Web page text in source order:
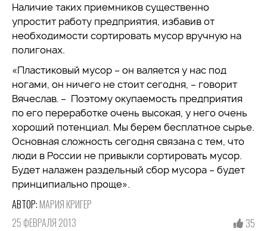
Наличие таких приемников существенно
упростит работу предприятия, избавив от
необходимости сортировать мусор вручную на
полигонах.
«Пластиковый мусор – он валяется у нас под
ногами, он ничего не стоит сегодня, – говорит
Вячеслав. – Поэтому окупаемость предприятия
по его переработке очень высокая, у него очень
хороший потенциал. Мы берем бесплатное сырье.
Основная сложность сегодня связана с тем, что
люди в России не привыкли сортировать мусор.
Будет налажен раздельный сбор мусора – будет
принципиально проще».
АВТОР: МАРИЯ КРИГЕР
25 ФЕВРАЛЯ 2013
35